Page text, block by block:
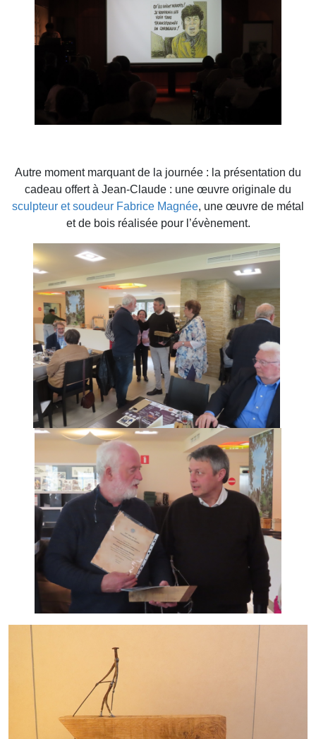
Autre moment marquant de la journée : la présentation du
cadeau offert à Jean-Claude : une œuvre originale du
sculpteur et soudeur Fabrice Magnée, une œuvre de métal
et de bois réalisée pour l’évènement.